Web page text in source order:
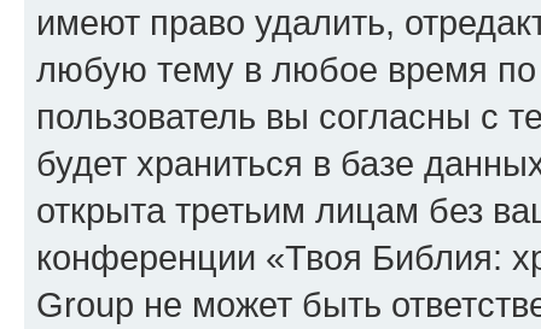
имеют право удалить,
любую тему в любое время
пользователь вы согласны с
будет храниться в базе
открыта третьим лицам без
конференции «Твоя Библия:
Group не может быть